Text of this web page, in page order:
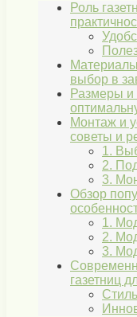
Роль
Материалы
выбор в
Размеры и
Монтаж и
советы и
1.
2.
3.
Обзор
1.
2.
3.
газетниц